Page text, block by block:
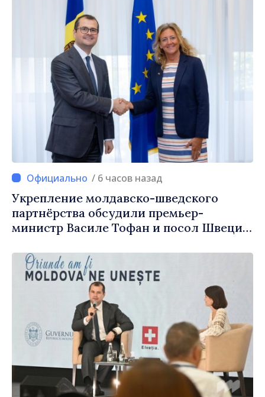
/ 6 часов назад
Укрепление молдавско-шведского
партнёрства обсудили премьер-
министр Василе Тофан и посол Швеции